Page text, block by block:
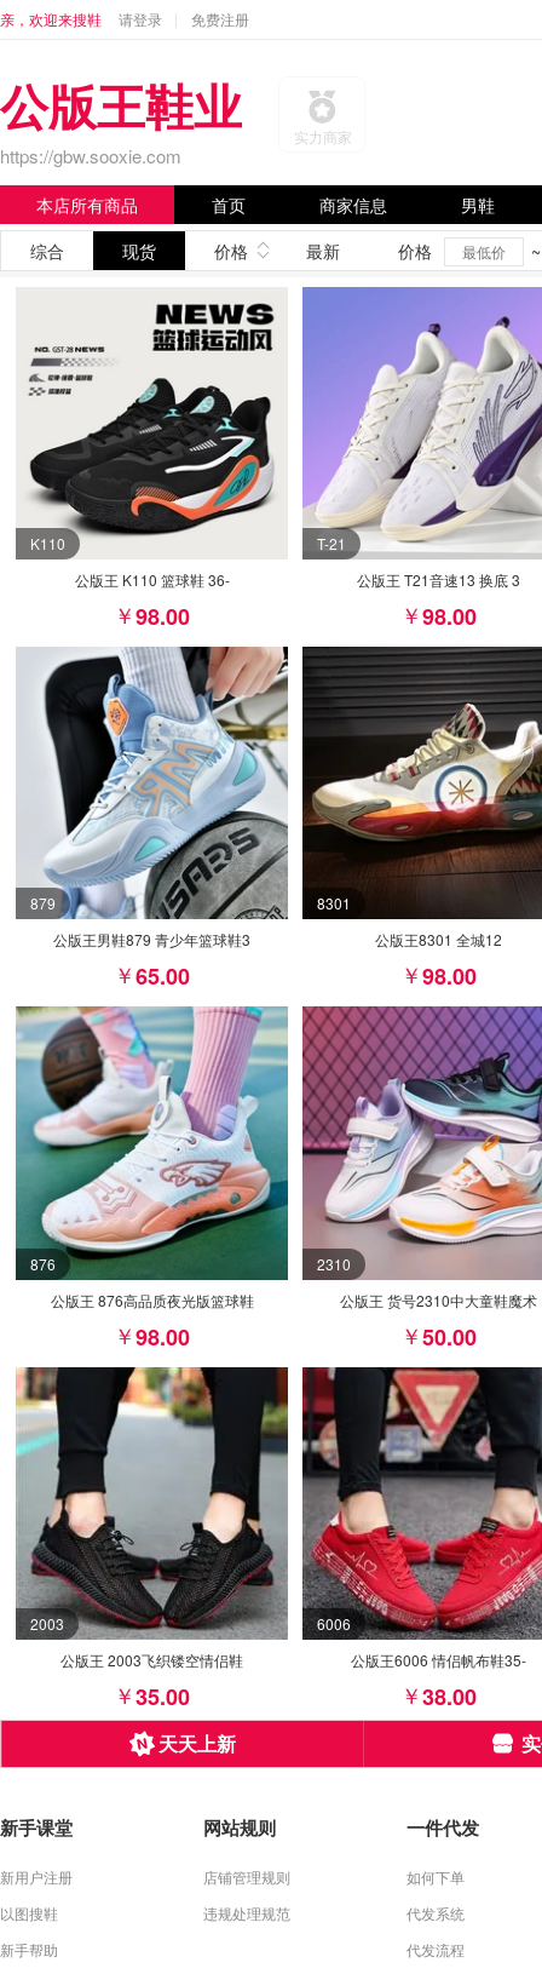
亲，欢迎来搜鞋 请登录 免费注册
公版王鞋业
https://gbw.sooxie.com
实力商家
本店所有商品 首页 商家信息
男鞋
综合
现货 价格 最新 价格 ~
K110
公版王 K110 篮球鞋 36-
98.00
T-21
公版王 T21音速13 换底 3
98.00
879
公版王男鞋879 青少年篮球鞋3
65.00
8301
公版王8301 全城12
98.00
876
公版王 876高品质夜光版篮球鞋
98.00
2310
公版王 货号2310中大童鞋魔术
50.00
2003
公版王 2003飞织镂空情侣鞋
35.00
6006
公版王6006 情侣帆布鞋35-
38.00
天天上新
新手课堂
新用户注册
以图搜鞋
新手帮助
网站规则
店铺管理规则
违规处理规范
一件代发
如何下单
代发系统
代发流程